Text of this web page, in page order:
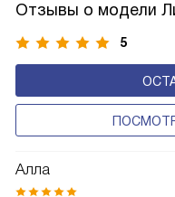
размораживаться или
опциями.
Отзывы о модели
5
Алла